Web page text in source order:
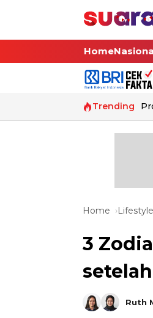
Home
Trending
Home Lifestyle
3
Ruth